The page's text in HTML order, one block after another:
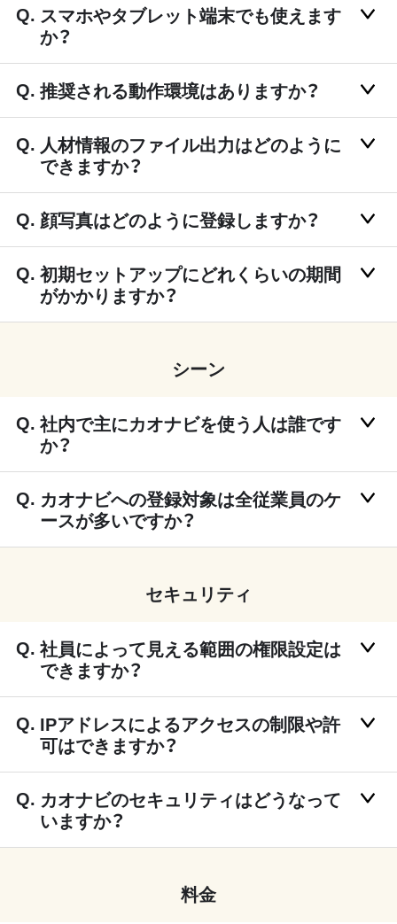
スマホやタブレット端末でも使えます
か？
推奨される動作環境はありますか？
人材情報のファイル出力はどのように
できますか？
顔写真はどのように登録しますか？
初期セットアップにどれくらいの期間
がかかりますか？
シーン
社内で主にカオナビを使う人は誰です
か？
カオナビへの登録対象は全従業員のケ
ースが多いですか？
セキュリティ
社員によって見える範囲の権限設定は
できますか？
IPアドレスによるアクセスの制限や許
可はできますか？
カオナビのセキュリティはどうなって
いますか？
料金